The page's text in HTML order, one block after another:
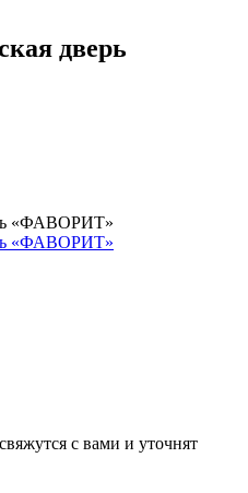
дверь
«ФАВОРИТ»
с вами и уточнят